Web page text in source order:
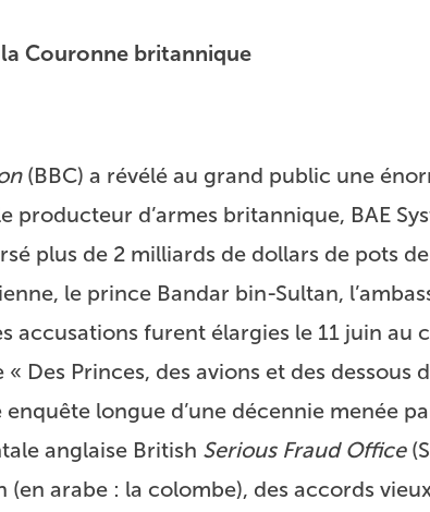
Couronne britannique
(BBC) a révélé au grand public une
d’armes britannique, BAE
plus de 2 milliards de dollars de pots
le prince Bandar bin-Sultan,
accusations furent élargies le 11 juin au
Des Princes, des avions et des dessous
longue d’une décennie menée
anglaise British Serious Fraud Office
(en arabe : la colombe), des accords